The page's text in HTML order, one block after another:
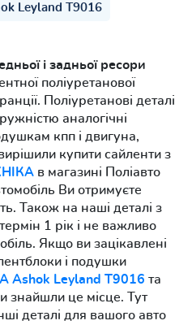
Leyland Т9016
і задньої ресори
поліуретанової
Поліуретанові деталі
аналогічні
кпп і двигуна,
купити сайленти з
в магазині Поліавто
Ви отримуєте
Також на наші деталі з
1 рік і не важливо
Якщо ви зацікавлені
і подушки
Ashok Leyland Т9016 та
знайшли це місце. Тут
деталі для вашого авто